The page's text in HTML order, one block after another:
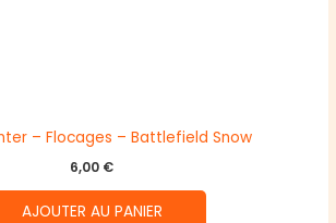
– Flocages – Battlefield Snow
6,00 €
AJOUTER AU PANIER